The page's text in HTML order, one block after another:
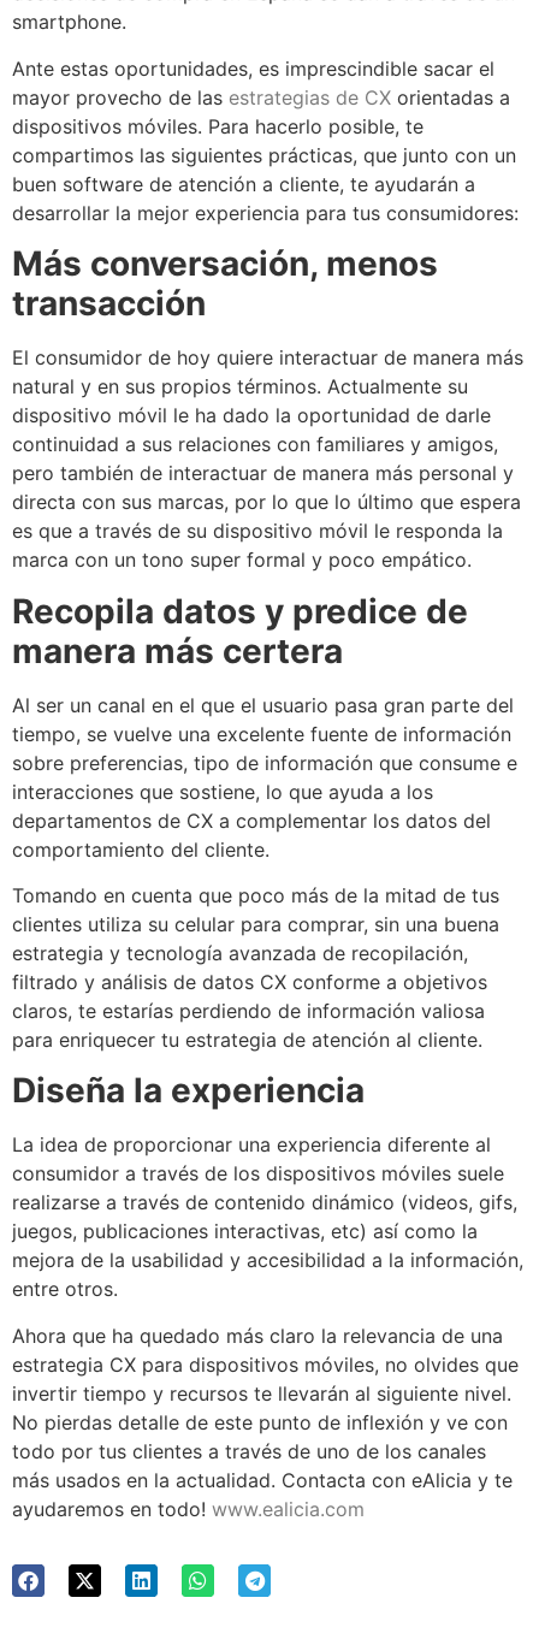
smartphone.
Ante estas oportunidades, es imprescindible sacar el
mayor provecho de las estrategias de CX orientadas a
dispositivos móviles. Para hacerlo posible, te
compartimos las siguientes prácticas, que junto con un
buen software de atención a cliente, te ayudarán a
desarrollar la mejor experiencia para tus consumidores:
Más conversación, menos
transacción
El consumidor de hoy quiere interactuar de manera más
natural y en sus propios términos. Actualmente su
dispositivo móvil le ha dado la oportunidad de darle
continuidad a sus relaciones con familiares y amigos,
pero también de interactuar de manera más personal y
directa con sus marcas, por lo que lo último que espera
es que a través de su dispositivo móvil le responda la
marca con un tono super formal y poco empático.
Recopila datos y predice de
manera más certera
Al ser un canal en el que el usuario pasa gran parte del
tiempo, se vuelve una excelente fuente de información
sobre preferencias, tipo de información que consume e
interacciones que sostiene, lo que ayuda a los
departamentos de CX a complementar los datos del
comportamiento del cliente.
Tomando en cuenta que poco más de la mitad de tus
clientes utiliza su celular para comprar, sin una buena
estrategia y tecnología avanzada de recopilación,
filtrado y análisis de datos CX conforme a objetivos
claros, te estarías perdiendo de información valiosa
para enriquecer tu estrategia de atención al cliente.
Diseña la experiencia
La idea de proporcionar una experiencia diferente al
consumidor a través de los dispositivos móviles suele
realizarse a través de contenido dinámico (videos, gifs,
juegos, publicaciones interactivas, etc) así como la
mejora de la usabilidad y accesibilidad a la información,
entre otros.
Ahora que ha quedado más claro la relevancia de una
estrategia CX para dispositivos móviles, no olvides que
invertir tiempo y recursos te llevarán al siguiente nivel.
No pierdas detalle de este punto de inflexión y ve con
todo por tus clientes a través de uno de los canales
más usados en la actualidad. Contacta con eAlicia y te
ayudaremos en todo! www.ealicia.com